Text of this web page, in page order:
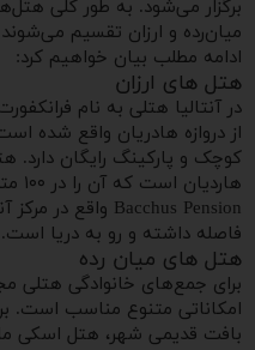
برگزار می‌شود. به طور کلی
میان‌رده و ارزان تقسیم
ادامه مطلب بیان خواهیم کرد:
هتل‌ های ارزان
از دروازه هادریان واقع شده
کوچک و پارکینگ رایگان دارد.
فاصله داشته و رو به دریا است.
هتل های میان‌ رده
برای جمع‌های خانوادگی هتلی
امکاناتی متنوع مناسب است.
بافت قدیمی شهر، هتل اسکی